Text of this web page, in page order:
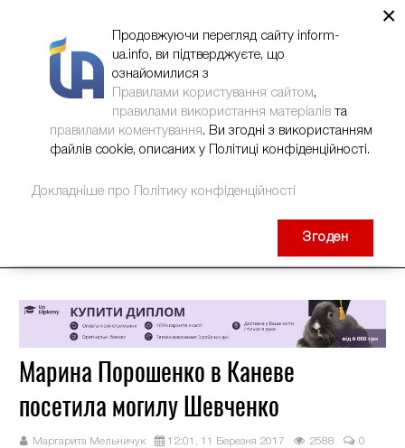
Марина Порошенко в Каневе
посетила могилу Шевченко
Маргарита Мельничук 12:01, 11 Березня 2017 2588 0
×
Продовжуючи перегляд сайту inform-
ua.info, ви підтверджуєте, що
ознайомилися з
Правилами користування сайтом,
правилами використання матеріалів та
правилами коментування. Ви згодні з використанням
файлів cookie, описаних у Політиці конфіденційності.
Докладніше про Політику конфіденційності
Згоден